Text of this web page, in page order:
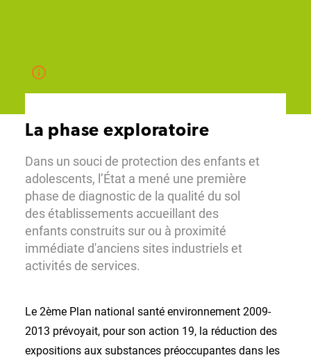
La phase exploratoire
Dans un souci de protection des enfants et
adolescents, l’État a mené une première
phase de diagnostic de la qualité du sol
des établissements accueillant des
enfants construits sur ou à proximité
immédiate d'anciens sites industriels et
activités de services.
Le 2ème Plan national santé environnement 2009-
2013 prévoyait, pour son action 19, la réduction des
expositions aux substances préoccupantes dans les